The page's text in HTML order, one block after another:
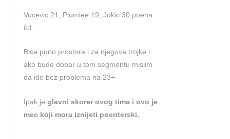
Vucevic 21, Plumlee 19, Jokic 30 poena
itd..
Bice puno prostora i za njegove trojke i
ako bude dobar u tom segmentu mislim
da ide bez problema na 23+
Ipak je glavni skorer ovog tima i ovo je
mec koji mora iznijeti poenterski.